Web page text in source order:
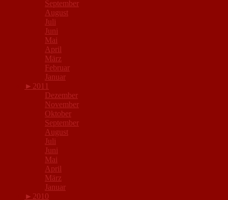
September
August
Juli
Juni
Mai
April
März
Februar
Januar
► 2011
Dezember
November
Oktober
September
August
Juli
Juni
Mai
April
März
Januar
► 2010